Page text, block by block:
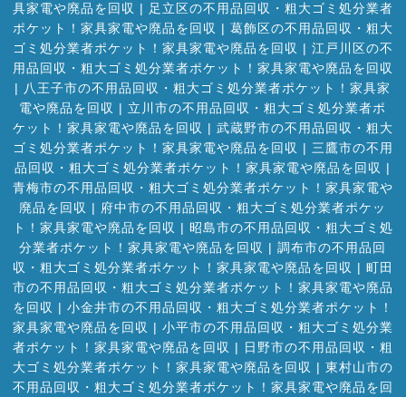
具家電や廃品を回収 | 足立区の不用品回収・粗大ゴミ処分業者
ポケット！家具家電や廃品を回収 | 葛飾区の不用品回収・粗大
ゴミ処分業者ポケット！家具家電や廃品を回収 | 江戸川区の不
用品回収・粗大ゴミ処分業者ポケット！家具家電や廃品を回収
| 八王子市の不用品回収・粗大ゴミ処分業者ポケット！家具家
電や廃品を回収 | 立川市の不用品回収・粗大ゴミ処分業者ポ
ケット！家具家電や廃品を回収 | 武蔵野市の不用品回収・粗大
ゴミ処分業者ポケット！家具家電や廃品を回収 | 三鷹市の不用
品回収・粗大ゴミ処分業者ポケット！家具家電や廃品を回収 |
青梅市の不用品回収・粗大ゴミ処分業者ポケット！家具家電や
廃品を回収 | 府中市の不用品回収・粗大ゴミ処分業者ポケッ
ト！家具家電や廃品を回収 | 昭島市の不用品回収・粗大ゴミ処
分業者ポケット！家具家電や廃品を回収 | 調布市の不用品回
収・粗大ゴミ処分業者ポケット！家具家電や廃品を回収 | 町田
市の不用品回収・粗大ゴミ処分業者ポケット！家具家電や廃品
を回収 | 小金井市の不用品回収・粗大ゴミ処分業者ポケット！
家具家電や廃品を回収 | 小平市の不用品回収・粗大ゴミ処分業
者ポケット！家具家電や廃品を回収 | 日野市の不用品回収・粗
大ゴミ処分業者ポケット！家具家電や廃品を回収 | 東村山市の
不用品回収・粗大ゴミ処分業者ポケット！家具家電や廃品を回